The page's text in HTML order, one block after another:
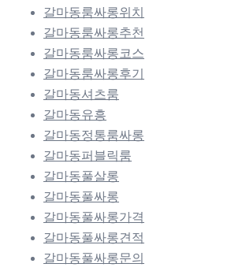
갈마동룸싸롱위치
갈마동룸싸롱추천
갈마동룸싸롱코스
갈마동룸싸롱후기
갈마동셔츠룸
갈마동유흥
갈마동정통룸싸롱
갈마동퍼블릭룸
갈마동풀살롱
갈마동풀싸롱
갈마동풀싸롱가격
갈마동풀싸롱견적
갈마동풀싸롱문의